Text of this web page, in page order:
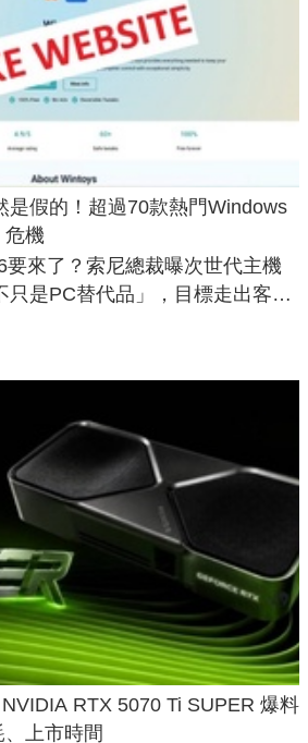
是假的！超過70款熱門Windows
危機
要來了？索尼總裁曝次世代主機
只是PC替代品」，目標走出客
RTX 5070 Ti SUPER 爆料
上市時間